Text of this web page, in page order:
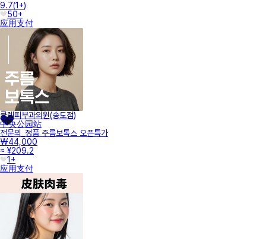
9.7(1+)
50+
应用支付
클렌피부과의원(송도점)
中央公园站
전문의_정품 주름보톡스 오픈특가
₩44,000
≈ ¥209.2
1+
应用支付